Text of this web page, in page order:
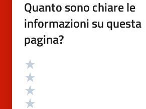
Quanto sono chiare le
informazioni su questa
pagina?
Valutazione